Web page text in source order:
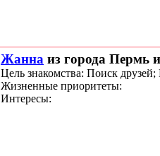
Жанна из города Пермь
Цель знакомства: Поиск
Жизненные приоритеты:
Интересы: